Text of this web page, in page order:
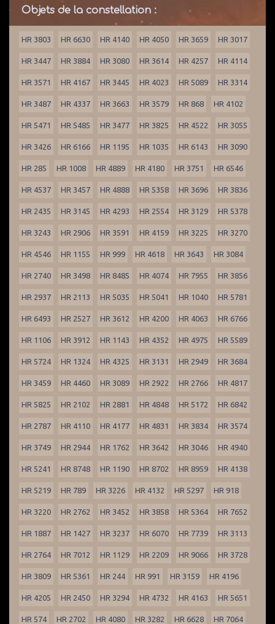
Objets de la constellation :
HR 3803 HR 6630 HR 4140 HR 4050 HR 3659 HR 3017
HR 3447 HR 3884 HR 3080 HR 3614 HR 4257 HR 4114
HR 3571 HR 4167 HR 3445 HR 4023 HR 5089 HR 3314
HR 3487 HR 4337 HR 3663 HR 3579 HR 868 HR 4102
HR 5471 HR 5485 HR 3477 HR 3825 HR 4522 HR 3055
HR 3426 HR 6166 HR 1195 HR 1035 HR 6143 HR 3090
HR 285 HR 1008 HR 4889 HR 4180 HR 3751 HR 6546
HR 4537 HR 3457 HR 4888 HR 5358 HR 3696 HR 3836
HR 2435 HR 3145 HR 4293 HR 2554 HR 3129 HR 5378
HR 3243 HR 2906 HR 3591 HR 4159 HR 3225 HR 3270
HR 4546 HR 1155 HR 999 HR 4618 HR 3643 HR 3084
HR 2740 HR 3498 HR 8485 HR 4074 HR 7955 HR 3856
HR 2937 HR 2113 HR 5035 HR 5041 HR 1040 HR 5781
HR 6493 HR 2527 HR 3612 HR 4200 HR 4063 HR 6766
HR 1106 HR 3912 HR 1143 HR 4352 HR 4975 HR 5589
HR 5724 HR 1324 HR 4325 HR 3131 HR 2949 HR 3684
HR 3459 HR 4460 HR 3089 HR 2922 HR 2766 HR 4817
HR 5825 HR 2102 HR 2881 HR 4848 HR 5172 HR 6842
HR 2787 HR 4110 HR 4177 HR 4831 HR 3834 HR 3574
HR 3749 HR 2944 HR 1762 HR 3642 HR 3046 HR 4940
HR 5241 HR 8748 HR 1190 HR 8702 HR 8959 HR 4138
HR 5219 HR 789 HR 3226 HR 4132 HR 5297 HR 918
HR 3220 HR 2762 HR 3452 HR 3858 HR 5364 HR 7652
HR 1887 HR 1427 HR 3237 HR 6070 HR 7739 HR 3113
HR 2764 HR 7012 HR 1129 HR 2209 HR 9066 HR 3728
HR 3809 HR 5361 HR 244 HR 991 HR 3159 HR 4196
HR 4205 HR 2450 HR 3294 HR 4732 HR 4163 HR 5651
HR 574 HR 2702 HR 4080 HR 3282 HR 6628 HR 7064